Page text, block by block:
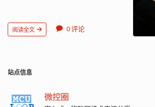
法： Win + R 运行 gpedit.msc 本地计算
机策略 > 计算机配置 > 管理模板 > 系统
册表。 路径：
在 System 下面手动建两级项：
CredSSP、Parameters 在 Parameters
阅读全文 0 评论
站点信息
微控圈